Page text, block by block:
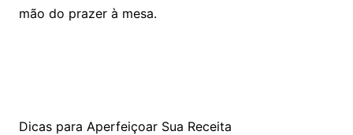
mão do prazer à mesa.
Dicas para Aperfeiçoar Sua Receita